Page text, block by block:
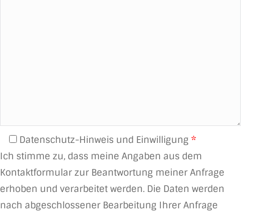
Datenschutz-Hinweis und Einwilligung *
Ich stimme zu, dass meine Angaben aus dem
Kontaktformular zur Beantwortung meiner Anfrage
erhoben und verarbeitet werden. Die Daten werden
nach abgeschlossener Bearbeitung Ihrer Anfrage